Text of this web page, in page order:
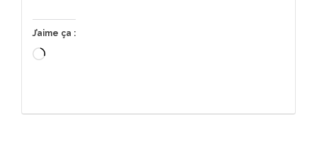
J’aime ça :
Chargement…